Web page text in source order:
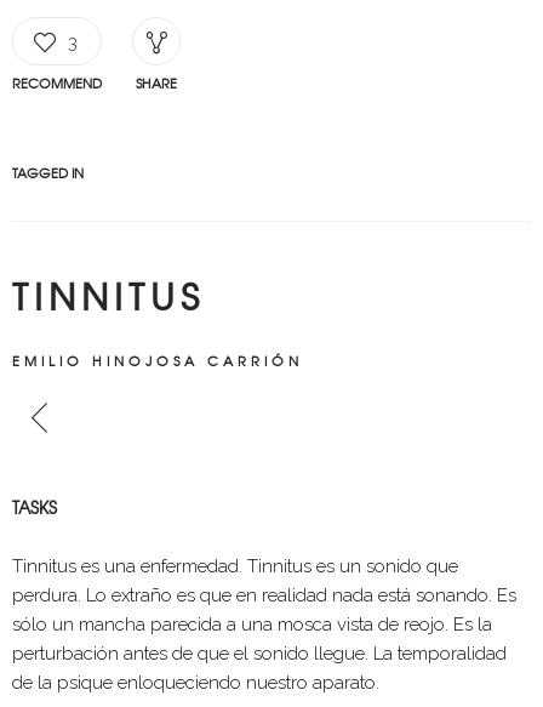
3
RECOMMEND SHARE
TAGGED IN
TINNITUS
EMILIO HINOJOSA CARRIÓN
TASKS
Tinnitus es una enfermedad. Tinnitus es un sonido que
perdura. Lo extraño es que en realidad nada está sonando. Es
sólo un mancha parecida a una mosca vista de reojo. Es la
perturbación antes de que el sonido llegue. La temporalidad
de la psique enloqueciendo nuestro aparato.